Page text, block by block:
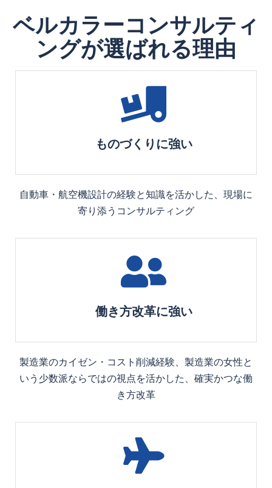
ベルカラーコンサルティ
ングが選ばれる理由
ものづくりに強い
自動車・航空機設計の経験と知識を活かした、現場に
寄り添うコンサルティング
働き方改革に強い
製造業のカイゼン・コスト削減経験、製造業の女性と
いう少数派ならではの視点を活かした、確実かつな働
き方改革